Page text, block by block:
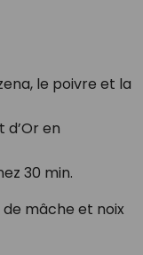
le poivre et la
en
30 min.
mâche et noix